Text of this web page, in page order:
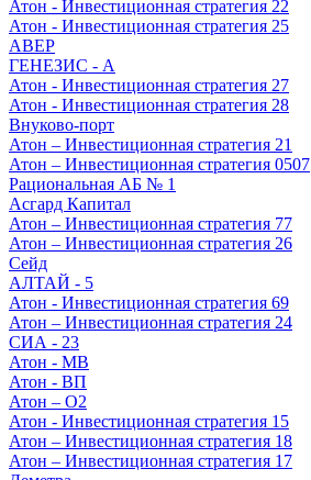
Атон - Инвестиционная стратегия 22
Атон - Инвестиционная стратегия 25
АВЕР
ГЕНЕЗИС - А
Атон - Инвестиционная стратегия 27
Атон - Инвестиционная стратегия 28
Внуково-порт
Атон – Инвестиционная стратегия 21
Атон – Инвестиционная стратегия 0507
Рациональная АБ № 1
Асгард Капитал
Атон – Инвестиционная стратегия 77
Атон – Инвестиционная стратегия 26
Сейд
АЛТАЙ - 5
Атон - Инвестиционная стратегия 69
Атон – Инвестиционная стратегия 24
СИА - 23
Атон - МВ
Атон - ВП
Атон – О2
Атон - Инвестиционная стратегия 15
Атон – Инвестиционная стратегия 18
Атон – Инвестиционная стратегия 17